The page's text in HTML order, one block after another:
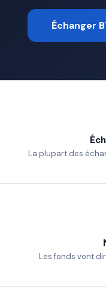
Échanger
La plupart des
Les fonds vont